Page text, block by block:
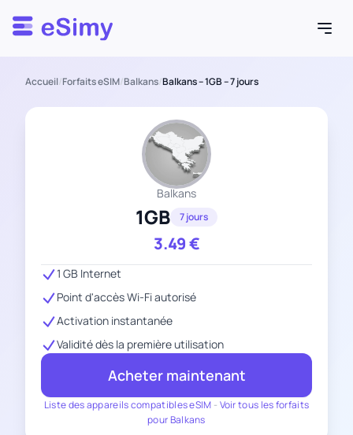
Esimy
Accueil/Forfaits eSIM/Balkans/Balkans – 1GB – 7 jours
Balkans
1GB 7 jours
3.49€
Liste des appareils compatibles eSIM - Voir tous les forfaits
pour Balkans
1 GB Internet
Point d'accès Wi-Fi autorisé
Activation instantanée
Validité dès la première utilisation
Acheter maintenant